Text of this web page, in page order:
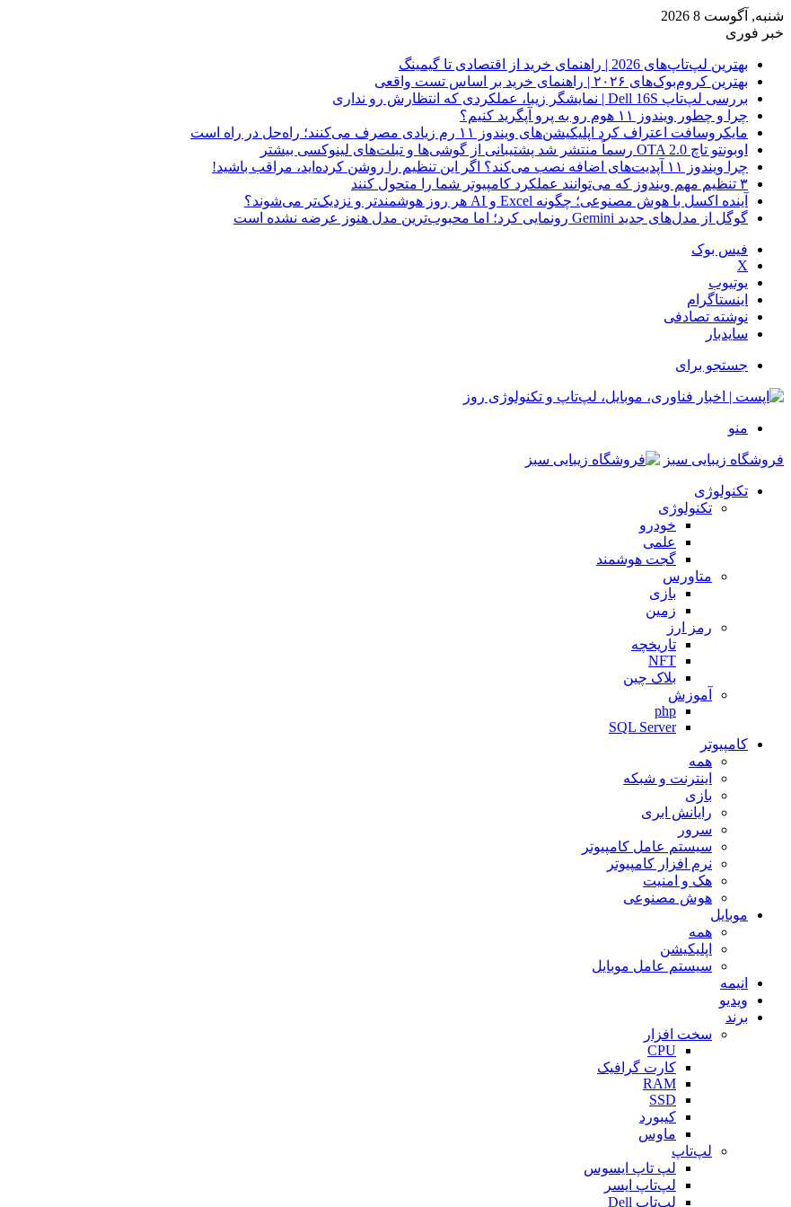
شنبه, آگوست 8 2026
خبر فوری
بهترین لپ‌تاپ‌های 2026 | راهنمای خرید از اقتصادی تا گیمینگ
بهترین کروم‌بوک‌های ۲۰۲۶ | راهنمای خرید بر اساس تست واقعی
بررسی لپ‌تاپ Dell 16S | نمایشگر زیبا، عملکردی که انتظارش رو نداری
چرا و چطور ویندوز ۱۱ هوم رو به پرو آپگرید کنیم؟
مایکروسافت اعتراف کرد اپلیکیشن‌های ویندوز ۱۱ رم زیادی مصرف می‌کنند؛ راه‌حل در راه است
اوبونتو تاچ OTA 2.0 رسماً منتشر شد پشتیبانی از گوشی‌ها و تبلت‌های لینوکسی بیشتر
چرا ویندوز ۱۱ آپدیت‌های اضافه نصب می‌کند؟ اگر این تنظیم را روشن کرده‌اید، مراقب باشید!
۳ تنظیم مهم ویندوز که می‌توانند عملکرد کامپیوتر شما را متحول کنند
آینده اکسل با هوش مصنوعی؛ چگونه Excel و AI هر روز هوشمندتر و نزدیک‌تر می‌شوند؟
گوگل از مدل‌های جدید Gemini رونمایی کرد؛ اما محبوب‌ترین مدل هنوز عرضه نشده است
فیس بوک
X
یوتیوب
اینستاگرام
نوشته تصادفی
سایدبار
جستجو برای
منو
فروشگاه زیبایی سبز
تکنولوژی
تکنولوژی
خودرو
علمی
گجت هوشمند
متاورس
بازی
زمین
رمز ارز
تاریخچه
NFT
بلاک چین
آموزش
php
SQL Server
کامپیوتر
همه
اینترنت و شبکه
بازی
رایانش ابری
سرور
سیستم عامل کامپیوتر
نرم افزار کامپیوتر
هک و امنیت
هوش مصنوعی
موبایل
همه
اپلیکیشن
سیستم عامل موبایل
انیمه
ویدیو
برند
سخت افزار
CPU
کارت گرافیک
RAM
SSD
کیبورد
ماوس
لپ‌تاپ
لپ تاپ ایسوس
لپ‌تاپ ایسر
لپ‌تاپ Dell